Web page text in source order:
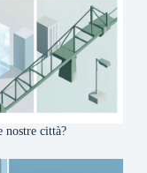
nostre città?